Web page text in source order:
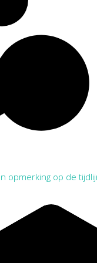
opmerking op de